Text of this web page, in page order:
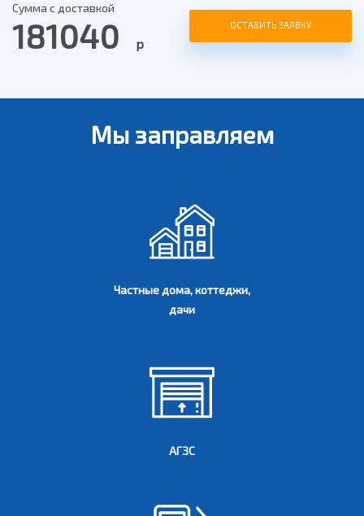
Сумма с доставкой
181040 р
ОСТАВИТЬ ЗАЯВКУ
Мы заправляем
Частные дома, коттеджи,
дачи
АГЗС